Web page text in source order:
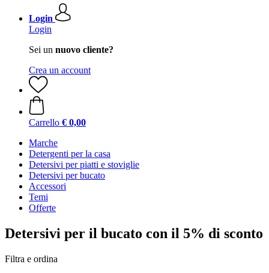
Login
Login
Sei un nuovo cliente?
Crea un account
Carrello € 0,00
Marche
Detergenti per la casa
Detersivi per piatti e stoviglie
Detersivi per bucato
Accessori
Temi
Offerte
Detersivi per il bucato con il 5% di sconto
Filtra e ordina